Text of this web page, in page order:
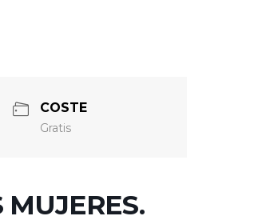
COSTE
Gratis